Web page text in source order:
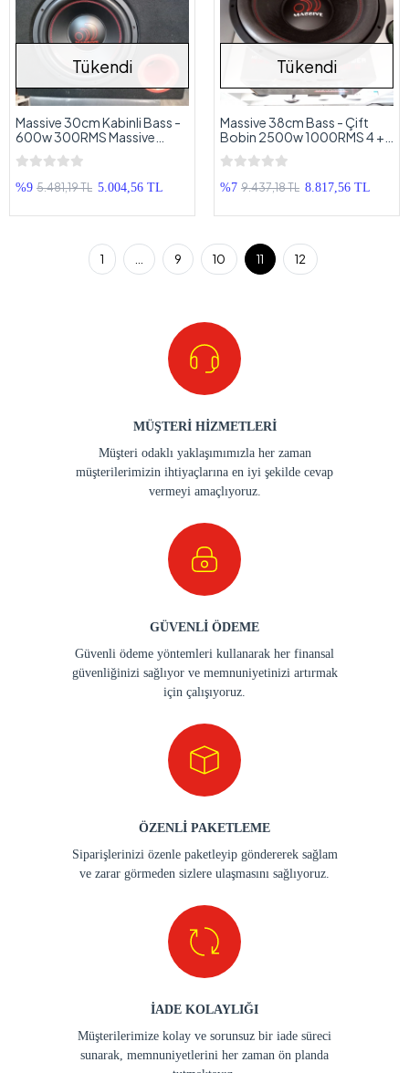
Tükendi
Massive 30cm Kabinli Bass -
600w 300RMS Massive
Subwoofer 30cm
%9 5.481,19 TL 5.004,56 TL
Tükendi
Massive 38cm Bass - Çift
Bobin 2500w 1000RMS 4 +
4 Ohm Subwoofer
%7 9.437,18 TL 8.817,56 TL
1 9 10 11 12
MÜŞTERİ HİZMETLERİ
Müşteri odaklı yaklaşımımızla her zaman
müşterilerimizin ihtiyaçlarına en iyi şekilde cevap
vermeyi amaçlıyoruz.
GÜVENLİ ÖDEME
Güvenli ödeme yöntemleri kullanarak her finansal
güvenliğinizi sağlıyor ve memnuniyetinizi artırmak
için çalışıyoruz.
ÖZENLİ PAKETLEME
Siparişlerinizi özenle paketleyip göndererek sağlam
ve zarar görmeden sizlere ulaşmasını sağlıyoruz.
İADE KOLAYLIĞI
Müşterilerimize kolay ve sorunsuz bir iade süreci
sunarak, memnuniyetlerini her zaman ön planda